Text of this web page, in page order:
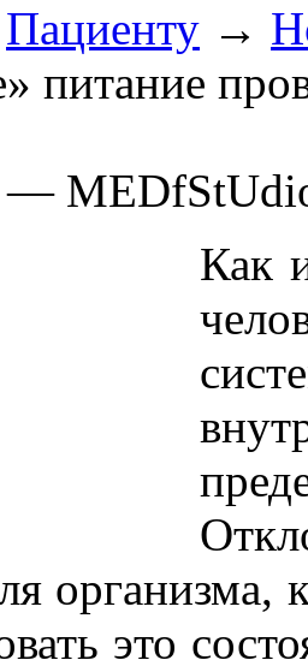
Пациенту →
питание
—
Как
организма,
это